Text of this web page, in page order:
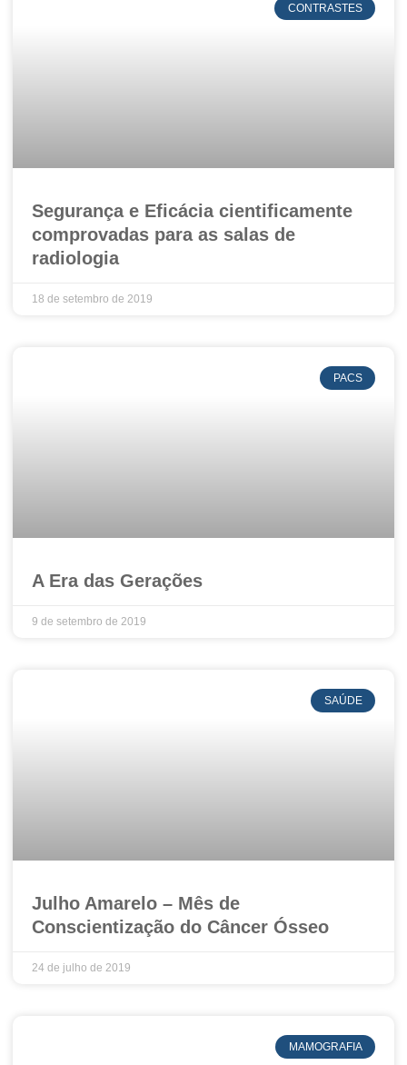
CONTRASTES
Segurança e Eficácia cientificamente
comprovadas para as salas de
radiologia
18 de setembro de 2019
PACS
A Era das Gerações
9 de setembro de 2019
SAÚDE
Julho Amarelo – Mês de
Conscientização do Câncer Ósseo
24 de julho de 2019
MAMOGRAFIA